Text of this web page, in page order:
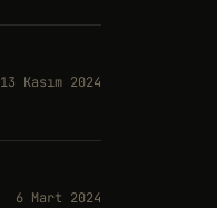
13 Kasım 2024
6 Mart 2024